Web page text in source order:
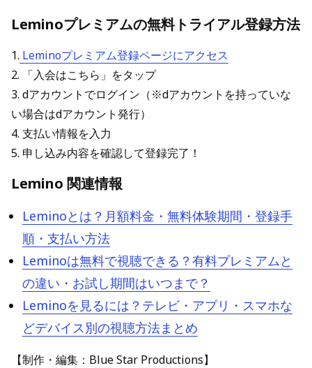
Leminoプレミアムの無料トライアル登録方法
1. Leminoプレミアム登録ページにアクセス
2. 「入会はこちら」をタップ
3. dアカウントでログイン（※dアカウントを持っていな
い場合はdアカウント発行）
4. 支払い情報を入力
5. 申し込み内容を確認して登録完了！
Lemino 関連情報
Leminoとは？月額料金・無料体験期間・登録手
順・支払い方法
Leminoは無料で視聴できる？有料プレミアムと
の違い・お試し期間はいつまで？
Leminoを見るには？テレビ・アプリ・スマホな
どデバイス別の視聴方法まとめ
【制作・編集：Blue Star Productions】